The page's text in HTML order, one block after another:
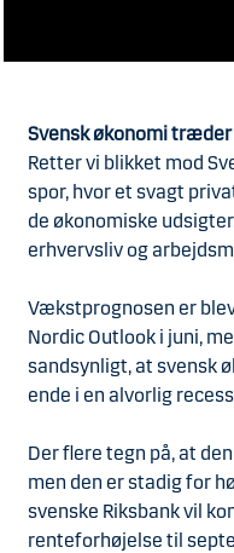
Svensk økonomi
Retter vi blikket mod
spor, hvor et svagt
de økonomiske
erhvervsliv og
Vækstprognosen er
Nordic Outlook i juni,
sandsynligt, at svensk
ende i en alvorlig
Der flere tegn på, at
men den er stadig for
svenske Riksbank vil
renteforhøjelse til